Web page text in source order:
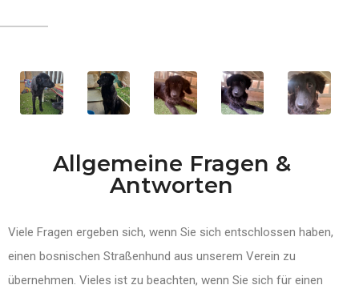
Allgemeine Fragen &
Antworten
Viele Fragen ergeben sich, wenn Sie sich entschlossen haben,
einen bosnischen Straßenhund aus unserem Verein zu
übernehmen. Vieles ist zu beachten, wenn Sie sich für einen